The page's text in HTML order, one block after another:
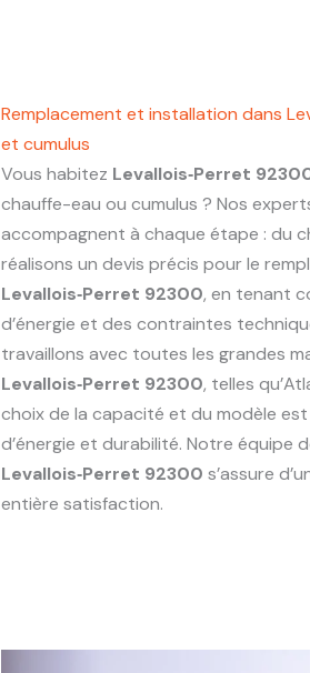
Remplacement et installation dans
et cumulus
Vous habitez Levallois‑Perret
chauffe-eau ou cumulus ? Nos
accompagnent à chaque étape : du
réalisons un devis précis pour le
Levallois‑Perret 92300, en tenant
d’énergie et des contraintes
travaillons avec toutes les grandes
Levallois‑Perret 92300, telles
choix de la capacité et du modèle
d’énergie et durabilité. Notre équipe
Levallois‑Perret 92300 s’assure
entière satisfaction.